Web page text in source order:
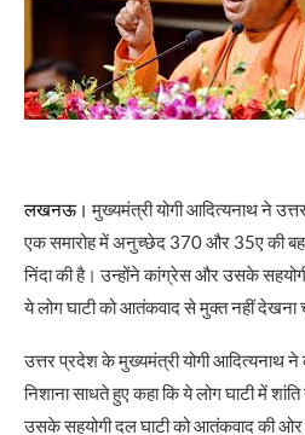
लखनऊ। मुख्यमंत्री योगी आदित्यनाथ ने
एक समारोह में अनुच्छेद 370 और 35ए की
निंदा की है। उन्होंने कांग्रेस और उसके
ये लोग घाटी को आतंकवाद से मुक्त नहीं देखना
उत्तर प्रदेश के मुख्यमंत्री योगी
निशाना साधते हुए कहा कि ये लोग घाटी में
उसके सहयोगी दल घाटी को आतंकवाद की